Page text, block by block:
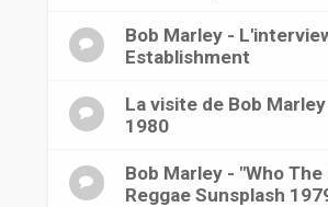
Bob Marley -
Establishment
La visite de Bob
1980
Bob Marley - "Who The
Reggae Sunsplash